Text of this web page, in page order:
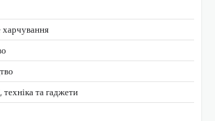
техніка та гаджети